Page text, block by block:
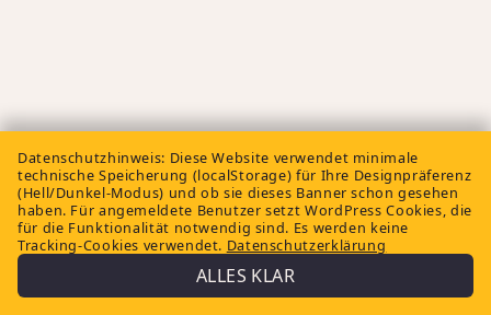
Datenschutzhinweis: Diese Website verwendet minimale
technische Speicherung (localStorage) für Ihre Designpräferenz
(Hell/Dunkel-Modus) und ob sie dieses Banner schon gesehen
haben. Für angemeldete Benutzer setzt WordPress Cookies, die
für die Funktionalität notwendig sind. Es werden keine
Tracking-Cookies verwendet. Datenschutzerklärung
ALLES KLAR